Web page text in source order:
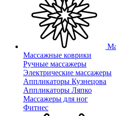
Массажные коврики
Ручные массажеры
Электрические массажеры
Аппликаторы Кузнецова
Аппликаторы Ляпко
Массажеры для ног
Фитнес